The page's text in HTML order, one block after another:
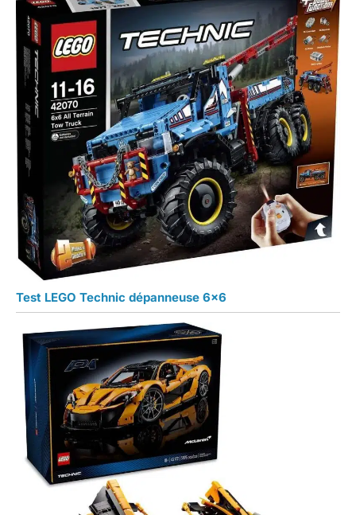
Test LEGO Technic dépanneuse 6×6